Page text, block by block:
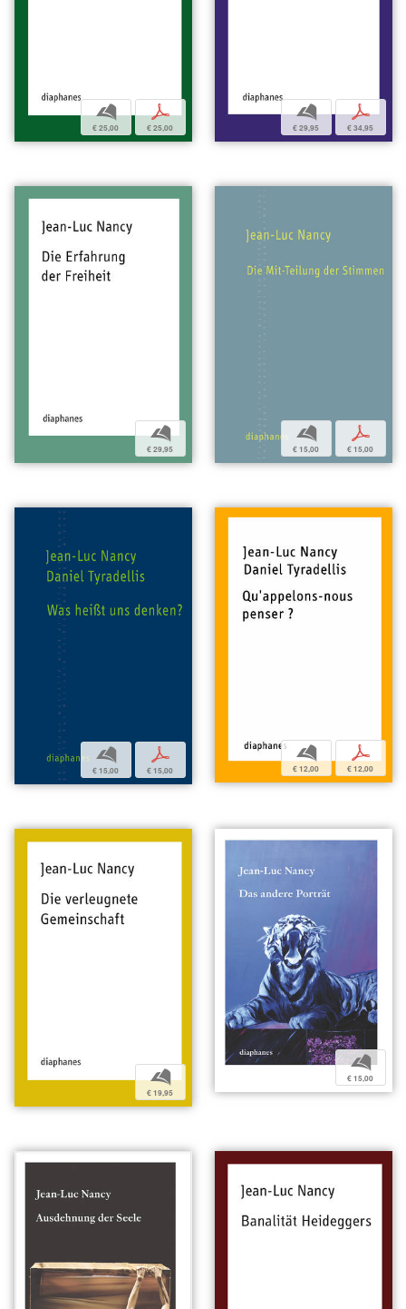
b
€ 25,00
p
€ 25,00
b
€ 29,95
p
€ 34,95
b
€ 29,95
b
€ 15,00
p
€ 15,00
b
€ 15,00
p
€ 15,00
b
€ 12,00
p
€ 12,00
b
€ 19,95
b
€ 15,00